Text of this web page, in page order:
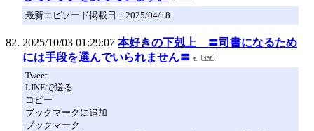
最新エピソード掲載日：2025/04/18
2025/10/03 01:29:07 本好きの下剋上 〓司書になるため
には手段を選んでいられません〓
Tweet
LINEで送る
コピー
ブックマークに追加
ブックマーク